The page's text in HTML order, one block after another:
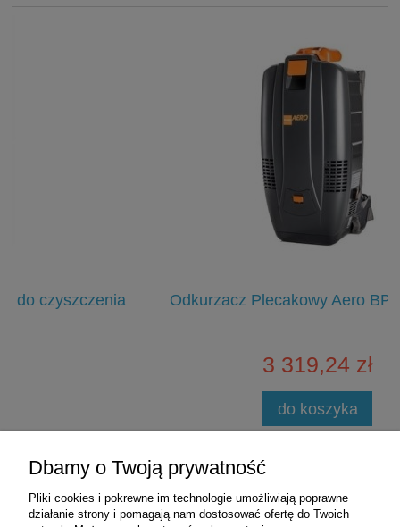
Odkurzacz Plecakowy Aero BP E - TASKI
Zakupy
Pomoc
Dbamy o Twoją prywatność
Pliki cookies i pokrewne im technologie umożliwiają poprawne
działanie strony i pomagają nam dostosować ofertę do Twoich